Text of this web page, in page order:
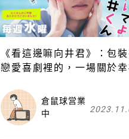
《看這邊嘛向井君》：包
戀愛喜劇裡的，一場關於幸
倉鼠球営業
中